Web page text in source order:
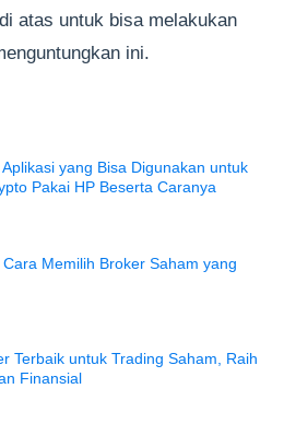
atas untuk bisa melakukan
ini.
yang Bisa Digunakan untuk
Pakai HP Beserta Caranya
Memilih Broker Saham yang
Terbaik untuk Trading Saham, Raih
Finansial